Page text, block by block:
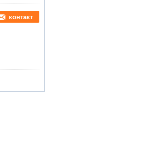
контакт